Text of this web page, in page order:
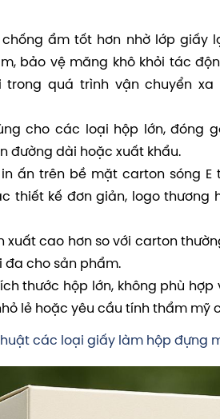
chống ẩm tốt hơn nhờ lớp giấy
bảo vệ măng khô khỏi tác
trong quá trình vận chuyển xa
cho các loại hộp lớn, đóng
đường dài hoặc xuất khẩu.
in ấn trên bề mặt carton sóng E
thiết kế đơn giản, logo thương
xuất cao hơn so với carton
đa cho sản phẩm.
thước hộp lớn, không phù
lẻ hoặc yêu cầu tính thẩm mỹ
các loại giấy làm hộp đựng